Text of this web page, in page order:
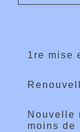
1re mise
Nouvelle
moins de